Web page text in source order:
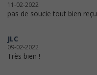
11-02-2022
pas de soucie tout bien reçu
JLC
09-02-2022
Très bien !